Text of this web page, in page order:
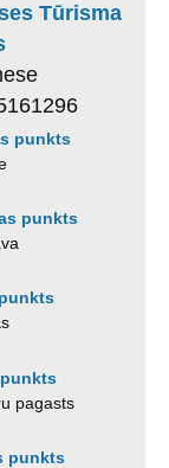
Tūrisma
punkts
punkts
pagasts
punkts